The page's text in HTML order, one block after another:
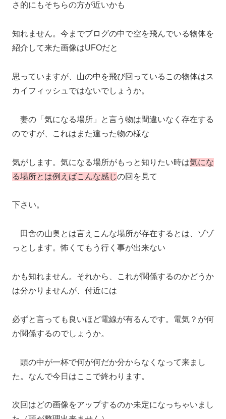
さ的にもそちらの方が近いかも
知れません。今までブログの中で空を飛んでいる物体を
紹介して来た画像はUFOだと
思っていますが、山の中を飛び回っているこの物体はス
カイフィッシュではないでしょうか。
妻の「気になる場所」と言う物は間違いなく存在する
のですが、これはまた違った物の様な
気がします。気になる場所がもっと知りたい時は気にな
る場所とは例えばこんな感じの回を見て
下さい。
田舎の山奥とは言えこんな場所が存在するとは、ゾゾ
っとします。怖くてもう行く事が出来ない
かも知れません。それから、これが関係するのかどうか
は分かりませんが、付近には
必ずと言っても良いほど電線が有るんです。電気？が何
か関係するのでしょうか。
頭の中が一杯で何が何だか分からなくなって来まし
た。なんで今日はここで終わります。
次回はどの画像をアップするのか未定になっちゃいまし